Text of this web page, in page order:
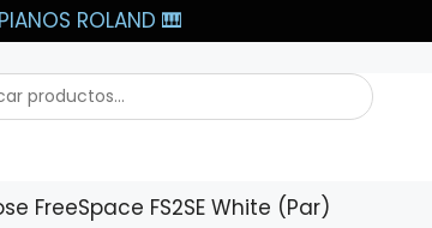
ROLAND 🎹​
FreeSpace FS2SE White (Par)